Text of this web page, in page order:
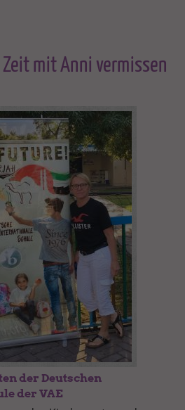
Zeit mit Anni vermissen
der Deutschen
der VAE